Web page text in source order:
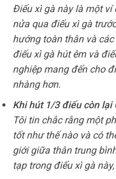
Điếu xì gà này là một ví
nửa qua điếu xì gà
hướng toàn thân và
điếu xì gà hút êm và
nghiệp mang đến cho
nhàng hơn.
Khi hút 1/3 điếu còn lại
Tôi tin chắc rằng một
tốt như thế nào và có
giới giữa thân trung
tạp trong điếu xì gà